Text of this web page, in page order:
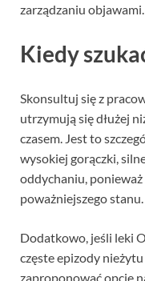
zarządzaniu objawami.
Kiedy
Skonsultuj się z
utrzymują się dłużej
czasem. Jest to
wysokiej gorączki,
oddychaniu,
poważniejszego stanu.
Dodatkowo, jeśli leki
częste epizody
zaproponować opcje